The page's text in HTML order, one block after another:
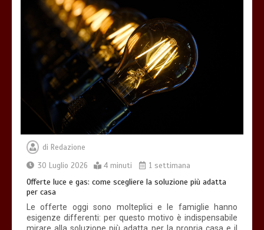
Che cosa sono le cure palliative e
quando richiederle
3 minuti
malfunzionamento
di Redazione
30 Luglio 2026
4 minuti 1 settimana
Offerte luce e gas: come scegliere la soluzione più adatta
per casa
Le offerte oggi sono molteplici e le famiglie hanno
esigenze differenti: per questo motivo è indispensabile
mirare alla soluzione più adatta per la propria casa e il